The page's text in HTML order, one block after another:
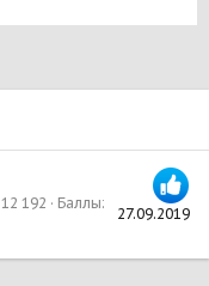
27.09.2019
12 192
Баллы